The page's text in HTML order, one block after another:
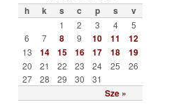
r
h k s c p s v
Sze »
1 2 3 4
5
6
7 8 9 10 11 12
13 14 15 16 17 18 19
20 21 22 23 24 25
26
27
28 29 30 31